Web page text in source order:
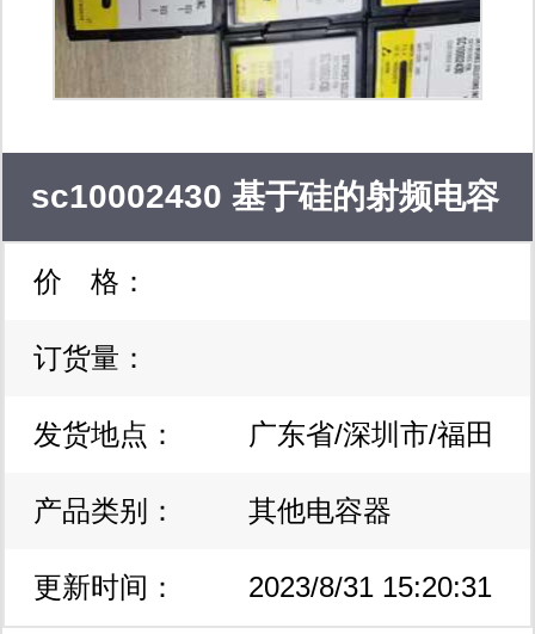
sc10002430 基于硅的射频电容
器/薄膜电容器 原装现货
价 格：
订货量：
发货地点： 广东省/深圳市/福田
区
产品类别： 其他电容器
更新时间： 2023/8/31 15:20:31